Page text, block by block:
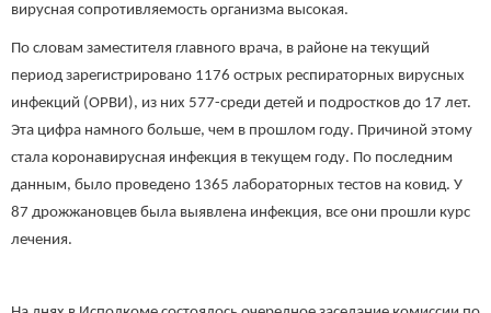
вирусная сопротивляемость организма высокая.
По словам заместителя главного врача, в районе на текущий
период зарегистрировано 1176 острых респираторных вирусных
инфекций (ОРВИ), из них 577-среди детей и подростков до 17 лет.
Эта цифра намного больше, чем в прошлом году. Причиной этому
стала коронавирусная инфекция в текущем году. По последним
данным, было проведено 1365 лабораторных тестов на ковид. У
87 дрожжановцев была выявлена инфекция, все они прошли курс
лечения.